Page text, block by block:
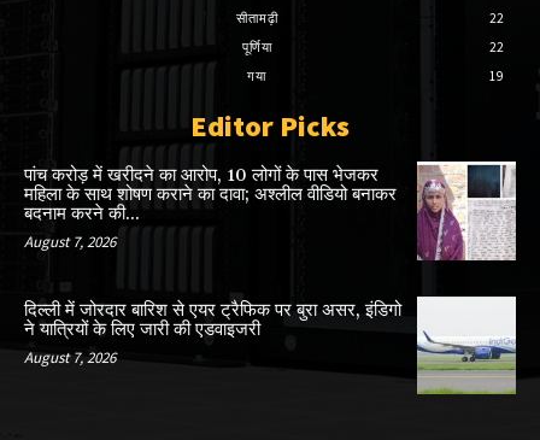
सीतामढ़ी
22
पूर्णिया
22
गया
19
Editor Picks
पांच करोड़ में खरीदने का आरोप, 10 लोगों के पास भेजकर
महिला के साथ शोषण कराने का दावा; अश्लील वीडियो बनाकर
बदनाम करने की...
August 7, 2026
दिल्ली में जोरदार बारिश से एयर ट्रैफिक पर बुरा असर, इंडिगो
ने यात्रियों के लिए जारी की एडवाइजरी
August 7, 2026